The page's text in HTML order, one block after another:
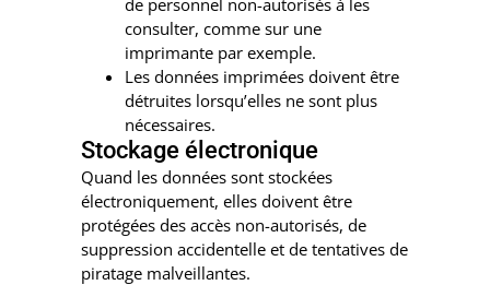
consulter, comme sur une
imprimante par exemple.
Les données imprimées doivent être
détruites lorsqu’elles ne sont plus
nécessaires.
Stockage électronique
Quand les données sont stockées
électroniquement, elles doivent être
protégées des accès non-autorisés, de
suppression accidentelle et de tentatives de
piratage malveillantes.